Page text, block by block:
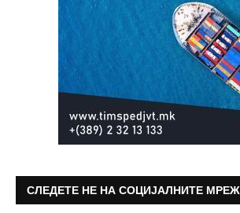
СЛЕДЕТЕ НЕ НА СОЦИЈАЛНИТЕ